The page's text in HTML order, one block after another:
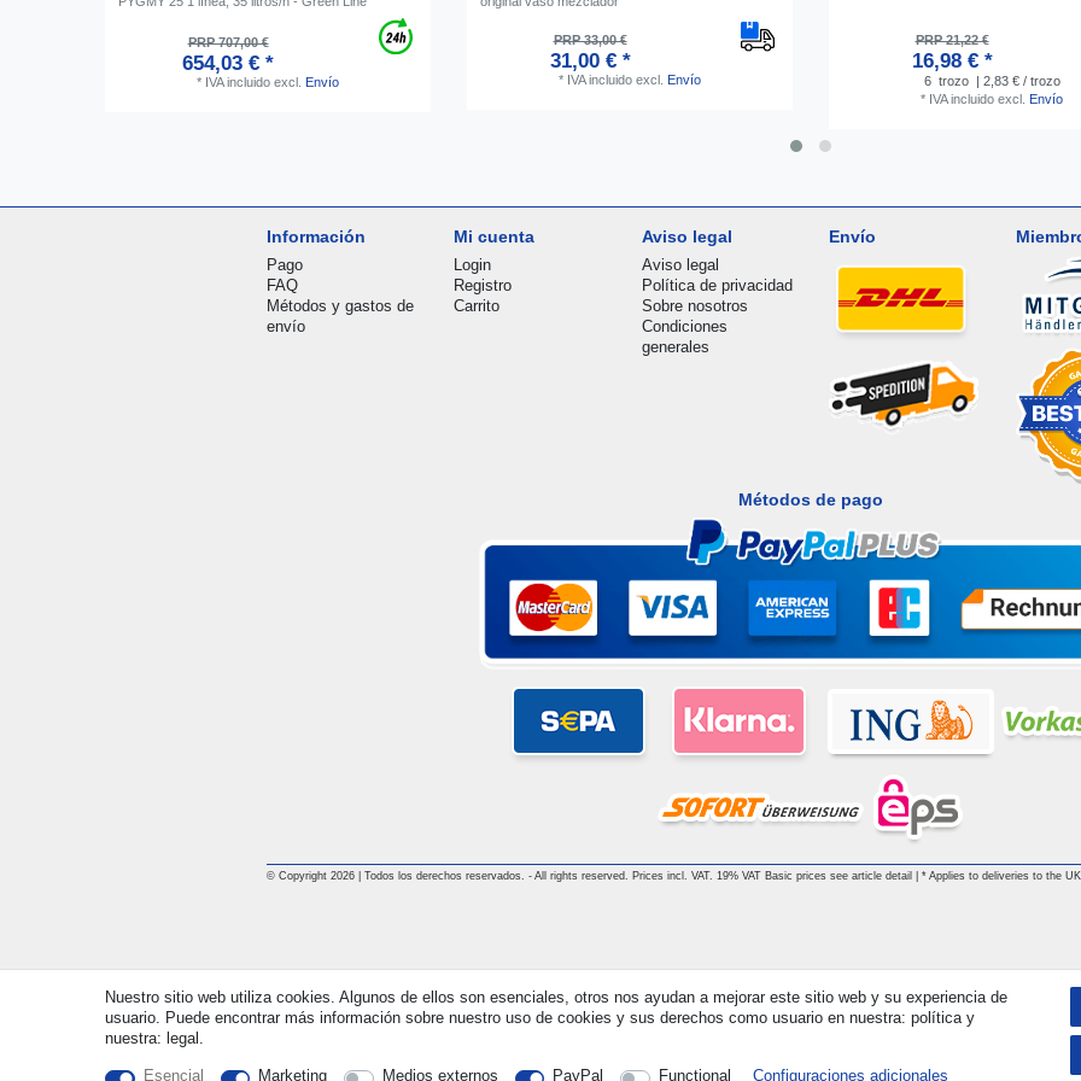
PRP 707,00 €
654,03 € *
* IVA incluido excl. Envío
PRP 33,00 €
31,00 € *
* IVA incluido excl. Envío
PRP 21,22 €
16,98 € *
6 trozo
| 2,83 € / trozo
* IVA incluido excl. Envío
Información
Pago
FAQ
Métodos y gastos de
envío
Mi cuenta
Login
Registro
Carrito
Aviso legal
Aviso legal
Política de privacidad
Sobre nosotros
Condiciones
generales
Envío
Métodos de pago
© Copyright 2026 | Todos los derechos reservados. - All rights reserved. Prices incl. VAT. 19% VAT Basic prices see article detail | * Applies to deliveries to the
Nuestro sitio web utiliza cookies. Algunos de ellos son esenciales, otros nos ayudan a mejorar este sitio web y su experiencia de
usuario. Puede encontrar más información sobre nuestro uso de cookies y sus derechos como usuario en nuestra: política y
nuestra: legal.
Esencial Marketing Medios externos PayPal Functional Configuraciones adicionales